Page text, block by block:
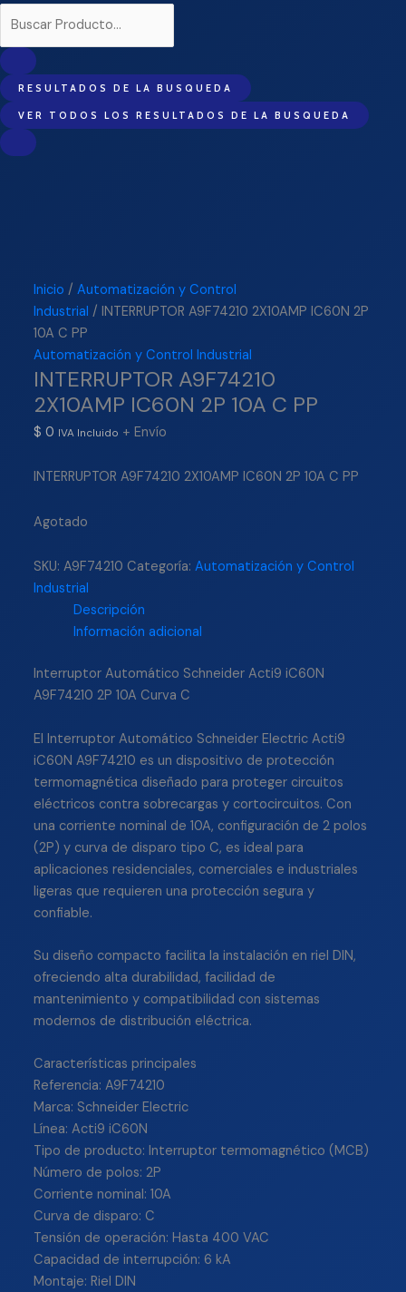
RESULTADOS DE LA BUSQUEDA
VER TODOS LOS RESULTADOS DE LA BUSQUEDA
Inicio /Automatización y Control
Industrial / INTERRUPTOR A9F74210 2X10AMP IC60N 2P
10A C PP
Automatización y Control Industrial
INTERRUPTOR A9F74210
2X10AMP IC60N 2P 10A C PP
$ 0 IVA Incluido + Envío
INTERRUPTOR A9F74210 2X10AMP IC60N 2P 10A C PP
Agotado
SKU:A9F74210 Categoría:Automatización y Control
Industrial
Descripción
Información adicional
Interruptor Automático Schneider Acti9 iC60N
A9F74210 2P 10A Curva C
El Interruptor Automático Schneider Electric Acti9
iC60N A9F74210 es un dispositivo de protección
termomagnética diseñado para proteger circuitos
eléctricos contra sobrecargas y cortocircuitos. Con
una corriente nominal de 10A, configuración de 2 polos
(2P) y curva de disparo tipo C, es ideal para
aplicaciones residenciales, comerciales e industriales
ligeras que requieren una protección segura y
confiable.
Su diseño compacto facilita la instalación en riel DIN,
ofreciendo alta durabilidad, facilidad de
mantenimiento y compatibilidad con sistemas
modernos de distribución eléctrica.
Características principales
Referencia: A9F74210
Marca: Schneider Electric
Línea: Acti9 iC60N
Tipo de producto: Interruptor termomagnético (MCB)
Número de polos: 2P
Corriente nominal: 10A
Curva de disparo: C
Tensión de operación: Hasta 400 VAC
Capacidad de interrupción: 6 kA
Montaje: Riel DIN